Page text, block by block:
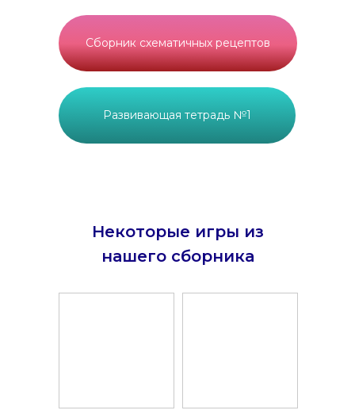
Сборник схематичных рецептов
Развивающая тетрадь №1
Некоторые игры из
нашего сборника